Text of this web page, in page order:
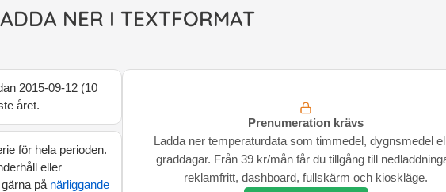
NER I TEXTFORMAT
2015-09-12 (10
året.
för hela perioden.
eller
på närliggande
Prenumeration krävs
Ladda ner temperaturdata som timmedel, dygnsmedel
graddagar. Från 39 kr/mån får du tillgång till
reklamfritt, dashboard, fullskärm och kioskläge.